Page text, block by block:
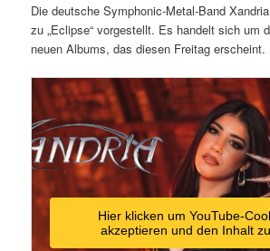
Die deutsche Symphonic-Metal-Band
zu „Eclipse“ vorgestellt. Es handelt sich um
neuen Albums, das diesen Freitag erscheint.
Hier klicken um YouTube-
akzeptieren und den Inhalt